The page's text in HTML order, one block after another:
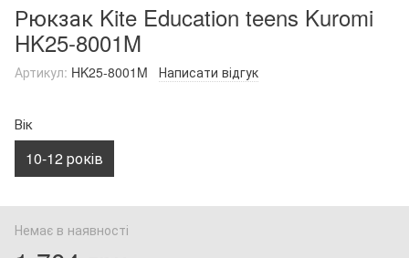
Рюкзак Kite Education teens Kuromi
HK25-8001M
Артикул: HK25-8001M Написати відгук
Вік
10-12 років
Немає в наявності